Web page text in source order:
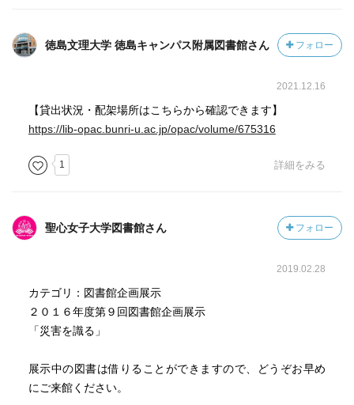
徳島文理大学 徳島キャンパス附属図書館さん フォロー
2021.12.16
【貸出状況・配架場所はこちらから確認できます】
https://lib-opac.bunri-u.ac.jp/opac/volume/675316
1 詳細をみる
聖心女子大学図書館さん フォロー
2019.02.28
カテゴリ：図書館企画展示
２０１６年度第９回図書館企画展示
「災害を識る」
展示中の図書は借りることができますので、どうぞお早め
にご来館ください。